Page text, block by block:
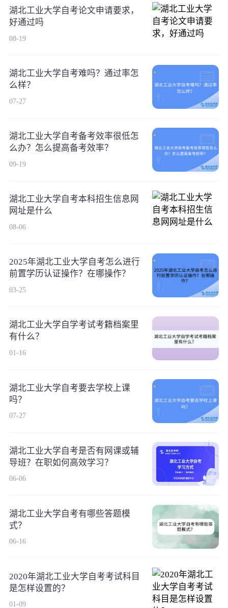
湖北工业大学自考论文申请要求，
好通过吗
08-19
湖北工业大学自考难吗？通过率怎
么样？
07-27
湖北工业大学自考备考效率很低怎
么办？怎么提高备考效率？
09-19
湖北工业大学自考本科招生信息网
网址是什么
08-06
2025年湖北工业大学自考怎么进行
前置学历认证操作？在哪操作？
03-25
湖北工业大学自学考试考籍档案里
有什么？
01-16
湖北工业大学自考要去学校上课
吗？
07-27
湖北工业大学自考是否有网课或辅
导班？在职如何高效学习？
06-06
湖北工业大学自考有哪些答题模
式？
06-16
2020年湖北工业大学自考考试科目
是怎样设置的？
01-09